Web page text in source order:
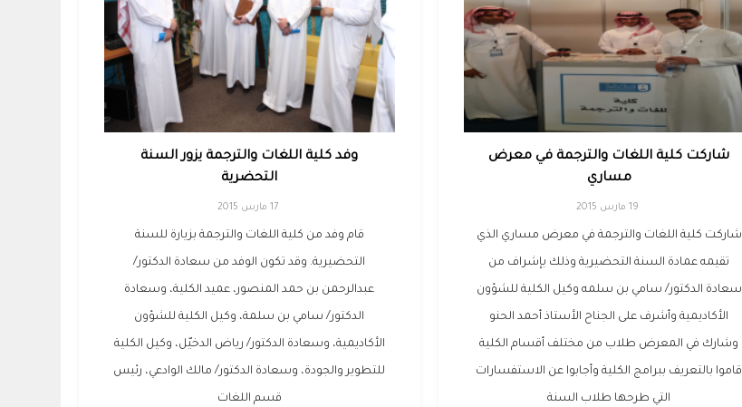
شاركت كلية اللغات والترجمة في معرض
مساري
19 مارس 2015
شاركت كلية اللغات والترجمة في معرض مساري الذي
تقيمه عمادة السنة التحضيرية وذلك بإشراف من
سعادة الدكتور/ سامي بن سلمه وكيل الكلية للشؤون
الأكاديمية وأشرف على الجناح الأستاذ أحمد الحنو
وشارك في المعرض طلاب من مختلف أقسام الكلية
قاموا بالتعريف ببرامج الكلية وأجابوا عن الاستفسارات
التي طرحها طلاب السنة
وفد كلية اللغات والترجمة يزور السنة
التحضرية
17 مارس 2015
قام وفد من كلية اللغات والترجمة بزيارة للسنة
التحضيرية. وقد تكون الوفد من سعادة الدكتور/
عبدالرحمن بن حمد المنصور، عميد الكلية، وسعادة
الدكتور/ سامي بن سلمة، وكيل الكلية للشؤون
الأكاديمية، وسعادة الدكتور/ رياض الدخيّل، وكيل الكلية
للتطوير والجودة، وسعادة الدكتور/ مالك الوادعي، رئيس
قسم اللغات